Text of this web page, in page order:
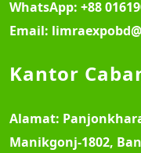
WhatsApp: +88
Email:
Kantor
Alamat:
Manikgonj-1802,